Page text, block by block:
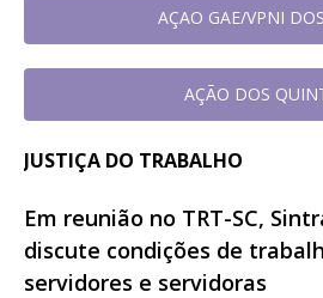
AÇAO GAE/VPNI
AÇÃO DOS
JUSTIÇA DO TRABALHO
Em reunião no TRT-SC,
discute condições de
servidores e servidoras